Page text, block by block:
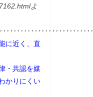
よ
････････････････････････
に近く、直
・共認を媒
かりにくい